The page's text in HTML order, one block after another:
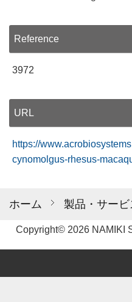
ホーム 製品・サー
Reference
3972
URL
https://
cynomolgus-rhesus-
Copyright© 2026 NAMIKI